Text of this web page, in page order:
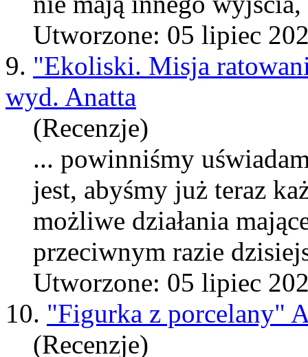
Utworzone: 05 lipiec
9. "Ekoliski. Misja
wyd. Anatta
(Recenzje)
... powinniśmy
jest, abyśmy już teraz
możliwe działania maj
przeciwnym razie
Utworzone: 05 lipiec
10. "Figurka z porcelany"
(Recenzje)